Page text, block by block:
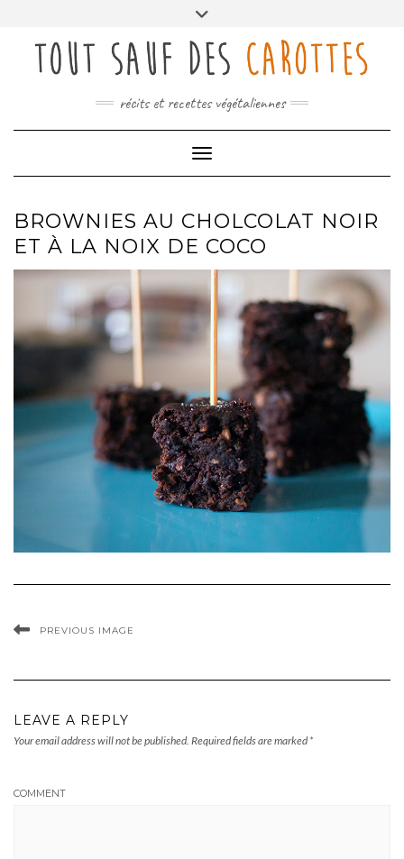
récits et recettes végétaliennes
Toggle Navigation
BROWNIES AU CHOLCOLAT NOIR
ET À LA NOIX DE COCO
PREVIOUS IMAGE
LEAVE A REPLY
Your email address will not be published. Required fields are marked *
COMMENT